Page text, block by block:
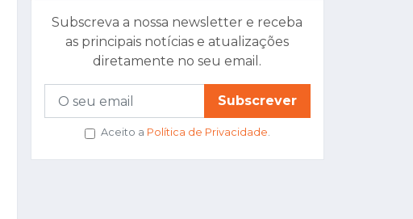
Subscreva a nossa newsletter e receba
as principais notícias e atualizações
diretamente no seu email.
Subscrever
Aceito a Política de Privacidade.